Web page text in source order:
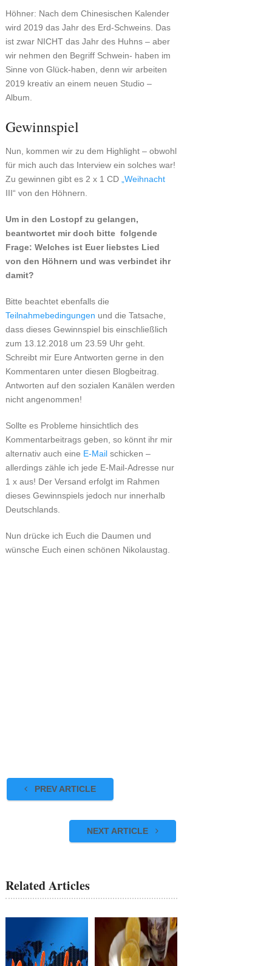
Höhner: Nach dem Chinesischen Kalender
wird 2019 das Jahr des Erd-Schweins. Das
ist zwar NICHT das Jahr des Huhns – aber
wir nehmen den Begriff Schwein- haben im
Sinne von Glück-haben, denn wir arbeiten
2019 kreativ an einem neuen Studio –
Album.
Gewinnspiel
Nun, kommen wir zu dem Highlight – obwohl
für mich auch das Interview ein solches war!
Zu gewinnen gibt es 2 x 1 CD „Weihnacht
III“ von den Höhnern.
Um in den Lostopf zu gelangen,
beantwortet mir doch bitte folgende
Frage: Welches ist Euer liebstes Lied
von den Höhnern und was verbindet ihr
damit?
Bitte beachtet ebenfalls die
Teilnahmebedingungen und die Tatsache,
dass dieses Gewinnspiel bis einschließlich
zum 13.12.2018 um 23.59 Uhr geht.
Schreibt mir Eure Antworten gerne in den
Kommentaren unter diesen Blogbeitrag.
Antworten auf den sozialen Kanälen werden
nicht angenommen!
Sollte es Probleme hinsichtlich des
Kommentarbeitrags geben, so könnt ihr mir
alternativ auch eine E-Mailschicken –
allerdings zähle ich jede E-Mail-Adresse nur
1 x aus! Der Versand erfolgt im Rahmen
dieses Gewinnspiels jedoch nur innerhalb
Deutschlands.
Nun drücke ich Euch die Daumen und
wünsche Euch einen schönen Nikolaustag.
PREV ARTICLE
NEXT ARTICLE
Related Articles